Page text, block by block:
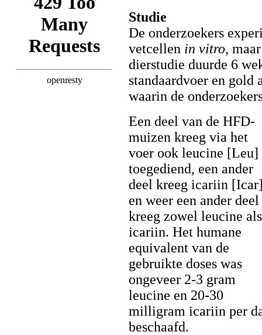
Studie
De onderzoekers
vetcellen in vitro,
dierstudie duurde 6
standaardvoer en gold
waarin de
Een deel van de HFD-
muizen kreeg via het
voer ook leucine [Leu]
toegediend, een ander
deel kreeg icariin
en weer een ander deel
kreeg zowel leucine als
icariin. Het humane
equivalent van de
gebruikte doses was
ongeveer 2-3 gram
leucine en 20-30
milligram icariin per
beschaafd.